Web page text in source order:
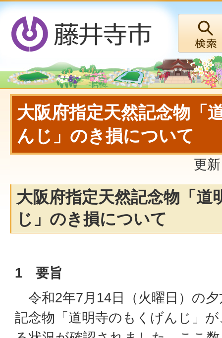
大阪府指定天然記念物「
んじ」のき損について
更
大阪府指定天然記念物「道
じ」のき損について
1 要旨
令和2年7月14日（火曜日）の
記念物「道明寺のもくげんじ」